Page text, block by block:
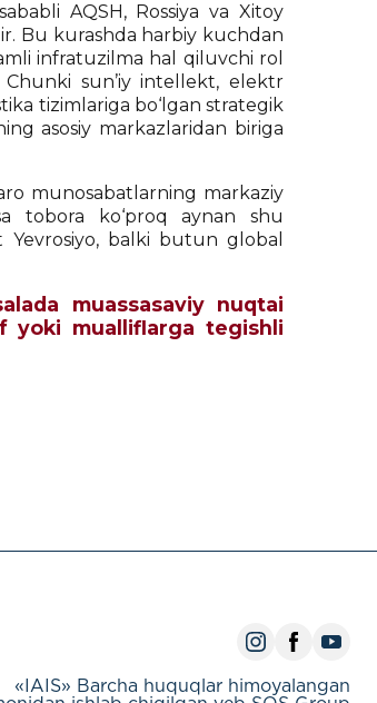
AQSH, Rossiya va Xitoy
Bu kurashda harbiy kuchdan
infratuzilma hal qiluvchi rol
Chunki sun’iy intellekt, elektr
tizimlariga bo‘lgan strategik
asosiy markazlaridan biriga
munosabatlarning markaziy
tobora ko‘proq aynan shu
balki butun global
muassasaviy nuqtai
yoki mualliflarga tegishli
«IAIS» Barcha huquqlar himoyalangan